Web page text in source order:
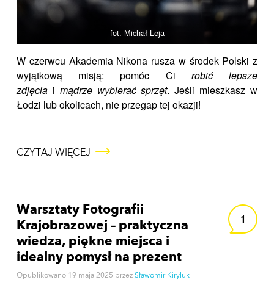
fot. Michał Leja
W czerwcu Akademia Nikona rusza w środek Polski z
wyjątkową misją: pomóc Ci robić lepsze
zdjęcia i mądrze wybierać sprzęt. Jeśli mieszkasz w
Łodzi lub okolicach, nie przegap tej okazji!
CZYTAJ WIĘCEJ
Warsztaty Fotografii
Krajobrazowej – praktyczna
wiedza, piękne miejsca i
idealny pomysł na prezent
Opublikowano 19 maja 2025 przez Sławomir Kiryluk
1